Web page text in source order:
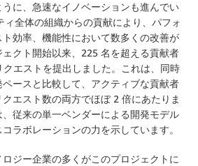
に、急速なイノベーションも進んでい
ィ全体の組織からの貢献により、パフォ
効率、機能性において数多くの改善が
クト開始以来、225 名を超える貢献者
エストを提出しました。これは、同時
ースと比較して、アクティブな貢献者
エスト数の両方でほぼ 2 倍にあたりま
従来の単一ベンダーによる開発モデル
ラボレーションの力を示しています。
ジー企業の多くがこのプロジェクトに